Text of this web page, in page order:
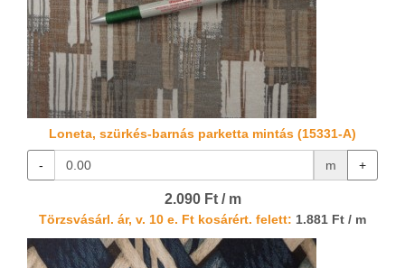
Loneta, szürkés-barnás parketta mintás (15331-A)
- m +
2.090 Ft / m
Törzsvásárl. ár, v. 10 e. Ft kosárért. felett: 1.881 Ft / m